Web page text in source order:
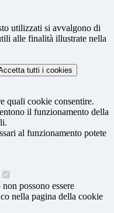
utilizzati si avvalgono di
alle finalità illustrate nella
tutti i cookies
quali cookie consentire.
il funzionamento della
al funzionamento potete
possono essere
nella pagina della cookie